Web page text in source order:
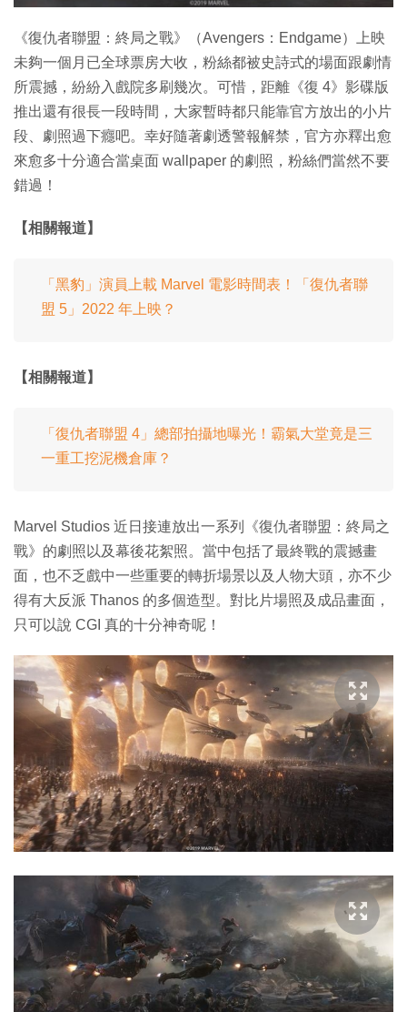
《復仇者聯盟：終局之戰》（Avengers：Endgame）上映
未夠一個月已全球票房大收，粉絲都被史詩式的場面跟劇情
所震撼，紛紛入戲院多刷幾次。可惜，距離《復 4》影碟版
推出還有很長一段時間，大家暫時都只能靠官方放出的小片
段、劇照過下癮吧。幸好隨著劇透警報解禁，官方亦釋出愈
來愈多十分適合當桌面 wallpaper 的劇照，粉絲們當然不要
錯過！
【相關報道】
「黑豹」演員上載 Marvel 電影時間表！「復仇者聯
盟 5」2022 年上映？
【相關報道】
「復仇者聯盟 4」總部拍攝地曝光！霸氣大堂竟是三
一重工挖泥機倉庫？
Marvel Studios 近日接連放出一系列《復仇者聯盟：終局之
戰》的劇照以及幕後花絮照。當中包括了最終戰的震撼畫
面，也不乏戲中一些重要的轉折場景以及人物大頭，亦不少
得有大反派 Thanos 的多個造型。對比片場照及成品畫面，
只可以說 CGI 真的十分神奇呢！